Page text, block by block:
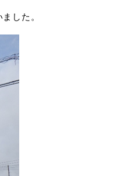
した。